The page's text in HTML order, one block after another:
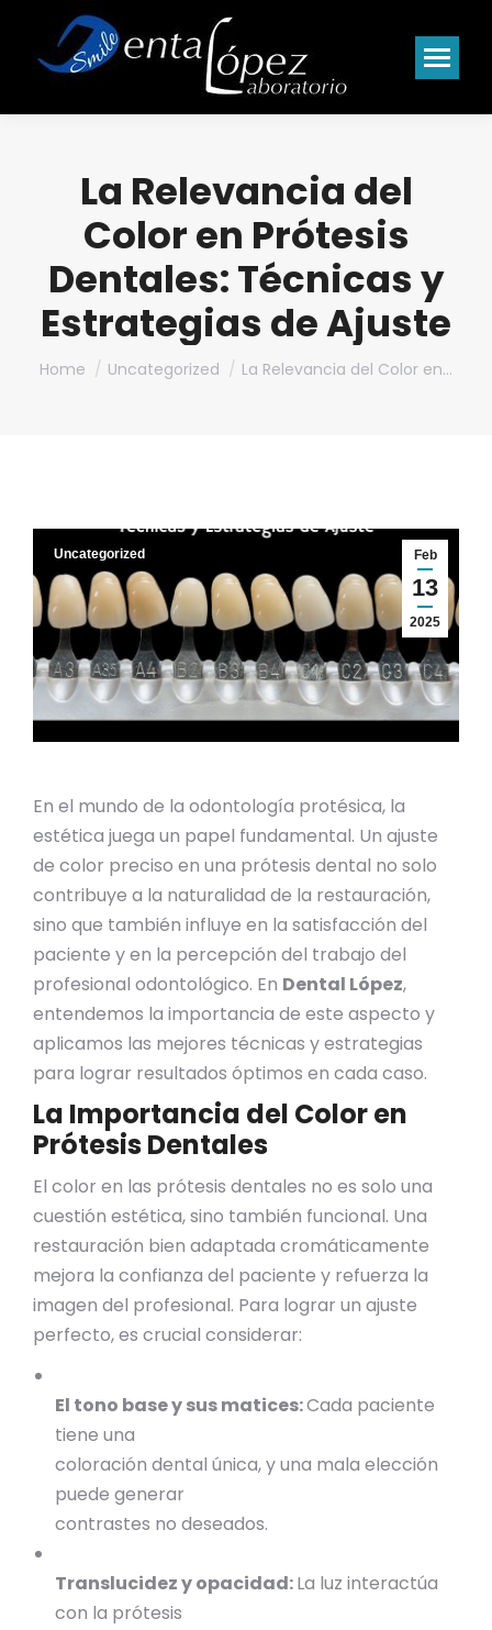
La Relevancia del
Color en Prótesis
Dentales: Técnicas y
Estrategias de Ajuste
You are here:
Home Uncategorized La Relevancia del Color en…
Feb
13
2025
Uncategorized
En el mundo de la odontología protésica, la
estética juega un papel fundamental. Un ajuste
de color preciso en una prótesis dental no solo
contribuye a la naturalidad de la restauración,
sino que también influye en la satisfacción del
paciente y en la percepción del trabajo del
profesional odontológico. En Dental López,
entendemos la importancia de este aspecto y
aplicamos las mejores técnicas y estrategias
para lograr resultados óptimos en cada caso.
La Importancia del Color en
Prótesis Dentales
El color en las prótesis dentales no es solo una
cuestión estética, sino también funcional. Una
restauración bien adaptada cromáticamente
mejora la confianza del paciente y refuerza la
imagen del profesional. Para lograr un ajuste
perfecto, es crucial considerar:
El tono base y sus matices:Cada paciente
tiene una
coloración dental única, y una mala elección
puede generar
contrastes no deseados.
Translucidez y opacidad:La luz interactúa
con la prótesis